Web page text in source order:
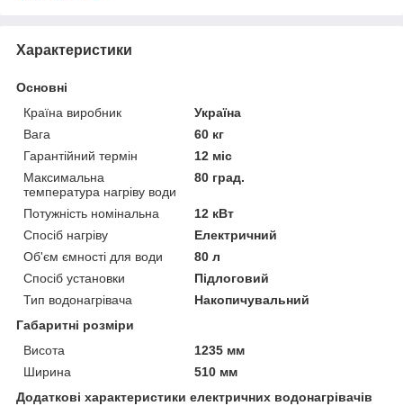
Характеристики
Основні
Країна виробник
Україна
Вага
60 кг
Гарантійний термін
12 міс
Максимальна
температура нагріву води
80 град.
Потужність номінальна
12 кВт
Спосіб нагріву
Електричний
Об'єм ємності для води
80 л
Спосіб установки
Підлоговий
Тип водонагрівача
Накопичувальний
Габаритні розміри
Висота
1235 мм
Ширина
510 мм
Додаткові характеристики електричних водонагрівачів